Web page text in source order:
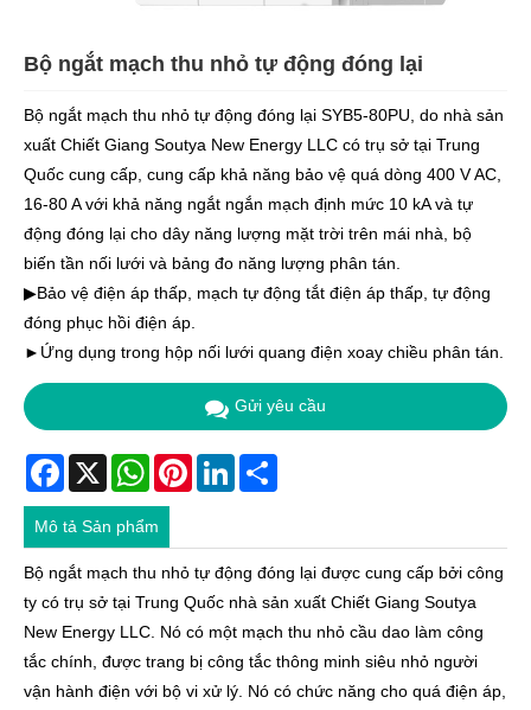
Bộ ngắt mạch thu nhỏ tự động đóng lại
Bộ ngắt mạch thu nhỏ tự động đóng lại SYB5-80PU, do nhà sản
xuất Chiết Giang Soutya New Energy LLC có trụ sở tại Trung
Quốc cung cấp, cung cấp khả năng bảo vệ quá dòng 400 V AC,
16-80 A với khả năng ngắt ngắn mạch định mức 10 kA và tự
động đóng lại cho dây năng lượng mặt trời trên mái nhà, bộ
biến tần nối lưới và bảng đo năng lượng phân tán.
▶Bảo vệ điện áp thấp, mạch tự động tắt điện áp thấp, tự động
đóng phục hồi điện áp.
►Ứng dụng trong hộp nối lưới quang điện xoay chiều phân tán.
Gửi yêu cầu
Facebook
X WhatsAppPinterestLinkedIn
Mô tả Sản phẩm
Bộ ngắt mạch thu nhỏ tự động đóng lại được cung cấp bởi công
ty có trụ sở tại Trung Quốc nhà sản xuất Chiết Giang Soutya
New Energy LLC. Nó có một mạch thu nhỏ cầu dao làm công
tắc chính, được trang bị công tắc thông minh siêu nhỏ người
vận hành điện với bộ vi xử lý. Nó có chức năng cho quá điện áp,